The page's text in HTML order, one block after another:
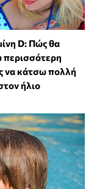
D: Πώς θα
να κάτσω πολλή
ήλιο